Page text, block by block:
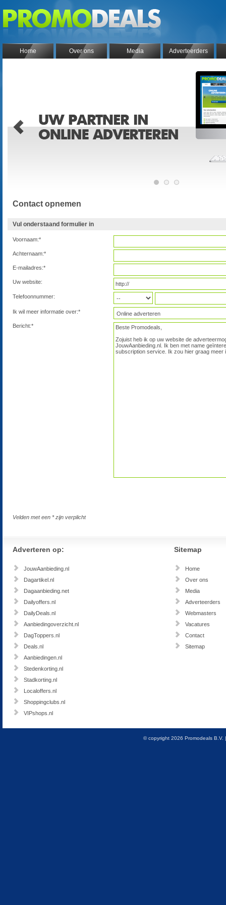
Home Over ons Media Adverteerders
Contact opnemen
Vul onderstaand formulier in
Voornaam:*
Achternaam:*
E-mailadres:*
Uw website:
Telefoonnummer:
Ik wil meer informatie over:*
Bericht:*
Velden met een * zijn verplicht
Adverteren op:
JouwAanbieding.nl
Dagartikel.nl
Dagaanbieding.net
Dailyoffers.nl
DailyDeals.nl
Aanbiedingoverzicht.nl
DagToppers.nl
Deals.nl
Aanbiedingen.nl
Stedenkorting.nl
Stadkorting.nl
Localoffers.nl
Shoppingclubs.nl
VIPshops.nl
Sitemap
Home
Over ons
Media
Adverteerders
Webmasters
Vacatures
Contact
Sitemap
© copyright 2026 Promodeals